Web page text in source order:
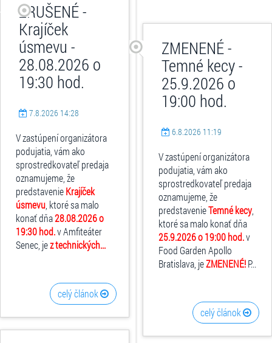
ZRUŠENÉ -
Krajíček
úsmevu -
28.08.2026 o
19:30 hod.
7.8.2026 14:28
V zastúpení organizátora
podujatia, vám ako
sprostredkovateľ predaja
oznamujeme, že
predstavenieKrajíček
úsmevu , ktoré sa malo
konať dňa28.08.2026 o
19:30 hod.v Amfiteáter
Senec, jez technických...
celý článok
ZMENENÉ -
Temné kecy -
25.9.2026 o
19:00 hod.
6.8.2026 11:19
V zastúpení organizátora
podujatia, vám ako
sprostredkovateľ predaja
oznamujeme, že
predstavenieTemné kecy
ktoré sa malo konať dňa
25.9.2026 o 19:00 hod.v
Food Garden Apollo
Bratislava, jeZMENENÉ!P...
celý článok